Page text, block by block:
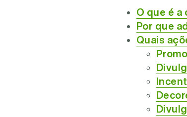
O que é a
Por que
Quais